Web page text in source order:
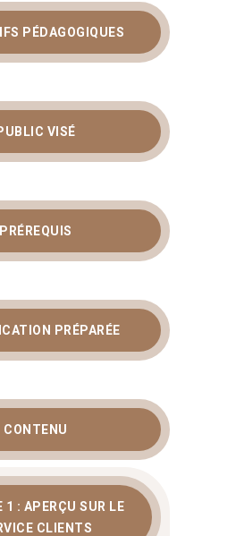
PÉDAGOGIQUES
VISÉ
PRÉREQUIS
PRÉPARÉE
CONTENU
1 : APERÇU SUR LE
CLIENTS